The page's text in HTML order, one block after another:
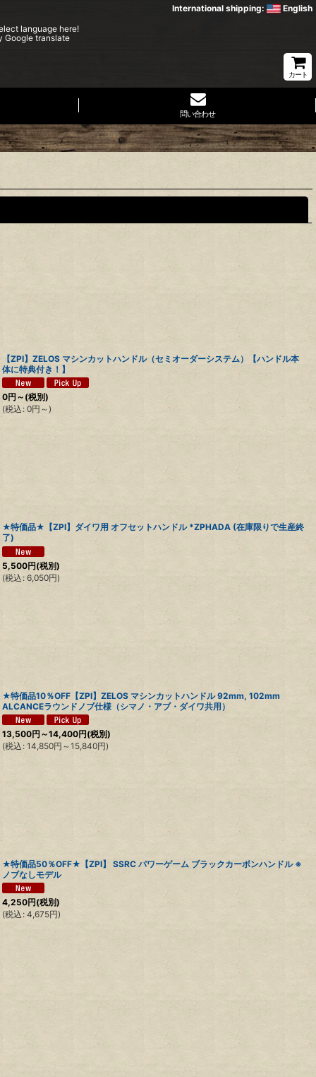
International shipping:
English
language here!
Google translate
カート
問い合わせ
【ZPI】ZELOS マシンカットハンドル（セミオーダーシステム）【ハンドル本
体に特典付き！】
0円 ～ (税別)
(税込 : 0円 ～)
★特価品★【ZPI】ダイワ用 オフセットハンドル *ZPHADA (在庫限りで生産終
了)
5,500円(税別)
(税込 : 6,050円)
★特価品10％OFF【ZPI】ZELOS マシンカットハンドル 92mm, 102mm
ALCANCEラウンドノブ仕様（シマノ・アブ・ダイワ共用）
13,500円 ～14,400円(税別)
(税込 : 14,850円 ～15,840円)
★特価品50％OFF★【ZPI】 SSRC パワーゲーム ブラックカーボンハンドル ※
ノブなしモデル
4,250円(税別)
(税込 : 4,675円)